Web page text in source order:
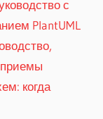
с
PlantUML
когда